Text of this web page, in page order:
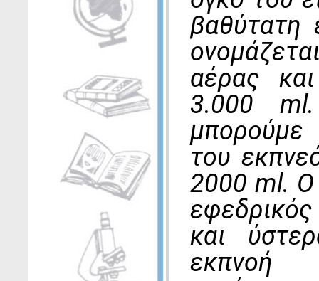
βαθύτατη
αέρας
3.000
μπορούμε
του
2000 ml. Ο
και
εκπνοή